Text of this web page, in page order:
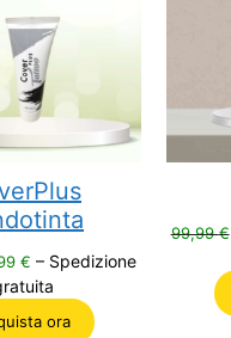
€Il
prezzo
attuale
è:
– Spedizione
ora
99,99€